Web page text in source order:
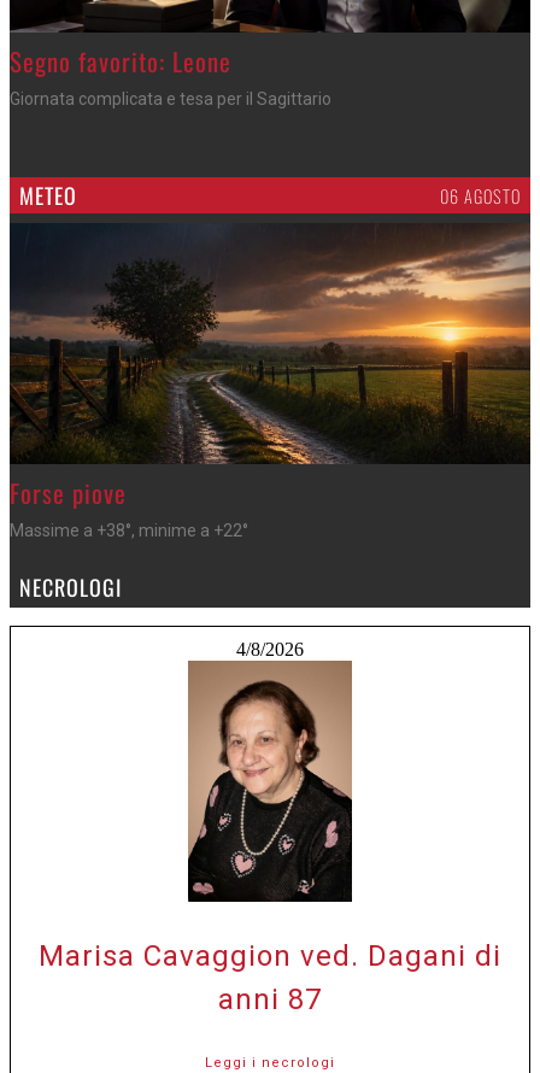
>
Segno favorito: Leone
Giornata complicata e tesa per il Sagittario
METEO 06 AGOSTO
>
Forse piove
Massime a +38°, minime a +22°
NECROLOGI
4/8/2026
Marisa Cavaggion ved. Dagani di
anni 87
Leggi i necrologi